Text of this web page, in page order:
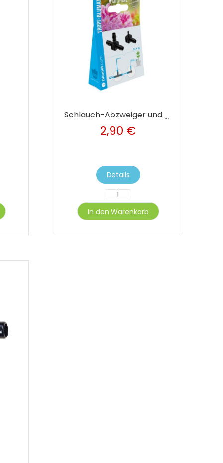
Schlauch-Abzweiger und Endstück, je 2 Stk.
2,90 €
Details
In den Warenkorb